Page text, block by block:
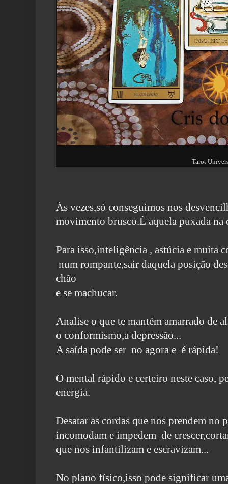
Tarot
Às vezes,só conseguimos nos
movimento brusco.É aquela puxada
Para isso,inteligência , astúcia e muita
num rompante,sair daquela posição
chão
e se machucar.
Analise o que te mantém amarrado de
o conformismo,a depressão...
A saída pode ser no agora e é rápida!
O mental rápido e certeiro neste caso,
energia.
Desatar as cordas que nos prendem no
incomodam e impedem de
que nos infantilizam e escravizam...
No plano físico,isso pode significar